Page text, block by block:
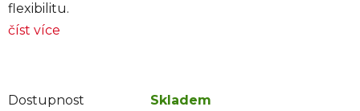
flexibilitu.
číst více
Dostupnost
Skladem